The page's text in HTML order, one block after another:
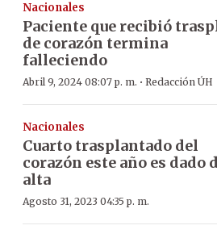
Nacionales
Paciente que recibió
de corazón termina
falleciendo
Abril 9, 2024 08:07 p. m. · Redacción ÚH
Nacionales
Cuarto trasplantado del
corazón este año es dado
alta
Agosto 31, 2023 04:35 p. m.